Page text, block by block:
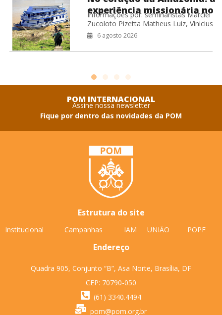
experiência missionária no
Barco Hospital Laguna
Negra
Informações por: seminaristas Marciel
Zucoloto Pizetta Matheus Luiz, Vinicius
Leite de Oliveira Willian Miranda Cardoso
Durante o período de férias do
seminário, os seminaristas
6 agosto 2026
POM INTERNACIONAL
Assine nossa newsletter
Fique por dentro das novidades da POM
Estrutura do site
Institucional Campanhas IAM UNIÃO POPF
Endereço
Quadra 905, Conjunto “B”, Asa Norte, Brasília, DF
CEP: 70790-050
(61) 3340.4494
pom@pom.org.br